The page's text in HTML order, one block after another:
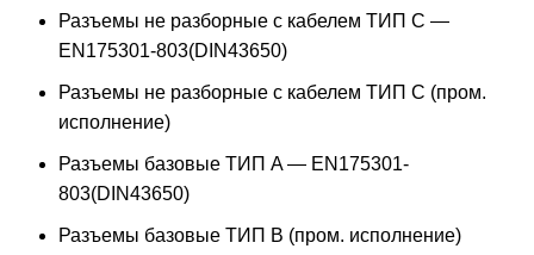
Разъемы не разборные с кабелем ТИП C —
EN175301-803(DIN43650)
Разъемы не разборные с кабелем ТИП C (пром.
исполнение)
Разъемы базовые ТИП A — EN175301-
803(DIN43650)
Разъемы базовые ТИП В (пром. исполнение)